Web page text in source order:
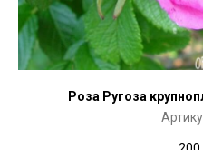
Роза Ругоза